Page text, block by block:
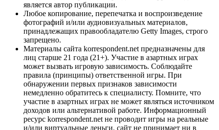
является автор публикации.
Любое копирование, перепечатка и воспроизведение
фотографий и/или аудиовизуальных материалов,
принадлежащих правообладателю Getty Images, строго
запрещено.
Материалы сайта korrespondent.net предназначены для
лиц старше 21 года (21+). Участие в азартных играх
может вызвать игровую зависимость. Соблюдайте
правила (принципы) ответственной игры. При
обнаружении первых признаков зависимости
немедленно обратитесь к специалисту. Помните, что
участие в азартных играх не может являться источником
доходов или альтернативой работе. Информационный
ресурс korrespondent.net не проводит игры на реальные
и/или виртуальные деньги, сайт не принимает ни в